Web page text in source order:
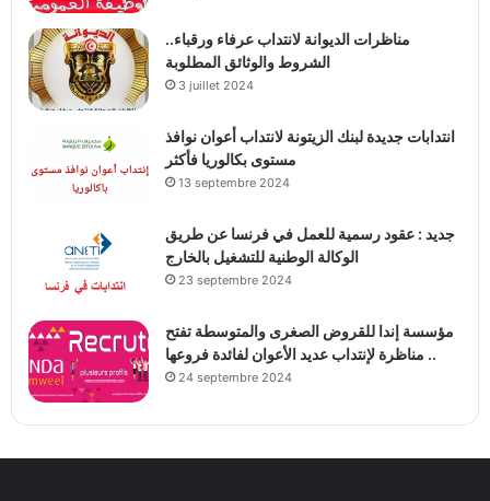
مناظرات الديوانة لانتداب عرفاء ورقباء..
الشروط والوثائق المطلوبة
3 juillet 2024
انتدابات جديدة لبنك الزيتونة لانتداب أعوان نوافذ
مستوى بكالوريا فأكثر
13 septembre 2024
جديد : عقود رسمية للعمل في فرنسا عن طريق
الوكالة الوطنية للتشغيل بالخارج
23 septembre 2024
مؤسسة إندا للقروض الصغرى والمتوسطة تفتح
مناظرة لإنتداب عديد الأعوان لفائدة فروعها ..
24 septembre 2024